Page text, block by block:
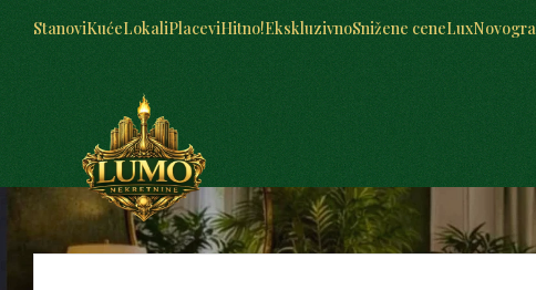
StanoviKućeLokaliPlaceviHitno!EkskluzivnoSnižene ceneLux